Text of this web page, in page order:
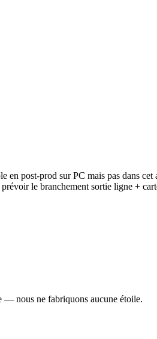
post-prod sur PC mais pas dans cet
le branchement sortie ligne +
— nous ne fabriquons aucune étoile.